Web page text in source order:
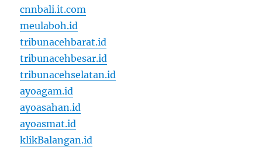
cnnbali.it.com
meulaboh.id
tribunacehbarat.id
tribunacehbesar.id
tribunacehselatan.id
ayoagam.id
ayoasahan.id
ayoasmat.id
klikBalangan.id